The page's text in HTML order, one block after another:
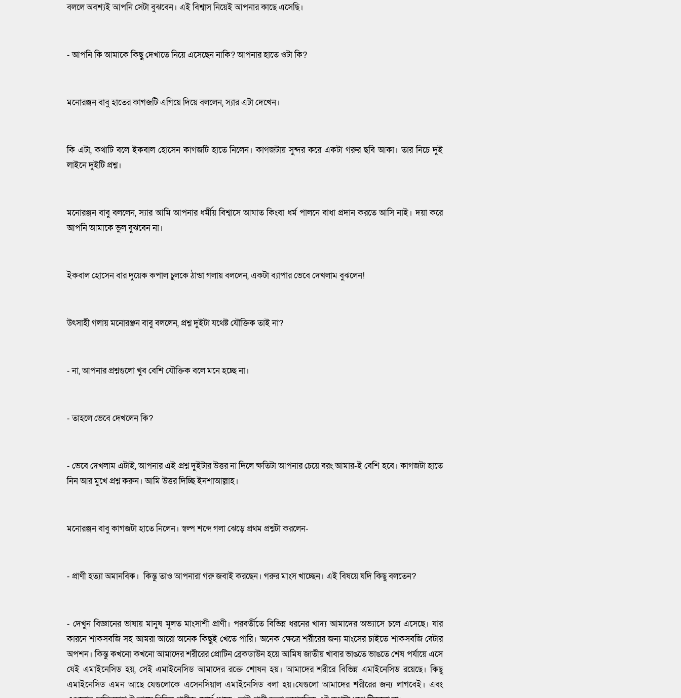
বললে অবশ্যই আপনি সেটা বুঝবেন। এই বিশ্বাস নিয়েই আপনার কাছে এসেছি।
- আপনি কি আমাকে কিছু দেখাতে নিয়ে এসেছেন নাকি? আপনার হাতে ওটা কি?
মনোরঞ্জন বাবু হাতের কাগজটি এগিয়ে দিয়ে বললেন, স্যার এটা দেখেন।
কি এটা, কথাটি বলে ইকবাল হোসেন কাগজটি হাতে নিলেন। কাগজটায় সুন্দর করে একটা গরুর ছবি আকা। তার নিচে দুই
লাইনে দুইটি প্রশ্ন।
মনোরঞ্জন বাবু বললেন, স্যার আমি আপনার ধর্মীয় বিশ্বাসে আঘাত কিংবা ধর্ম পালনে বাধা প্রদান করতে আসি নাই। দয়া করে
আপনি আমাকে ভুল বুঝবেন না।
ইকবাল হোসেন বার দুয়েক কপাল চুলকে ঠান্ডা গলায় বললেন, একটা ব্যাপার ভেবে দেখলাম বুঝলেন!
উৎসাহী গলায় মনোরঞ্জন বাবু বললেন, প্রশ্ন দুইটা যথেষ্ট যৌক্তিক তাই না?
- না, আপনার প্রশ্নগুলো খুব বেশি যৌক্তিক বলে মনে হচ্ছে না।
- তাহলে ভেবে দেখলেন কি?
- ভেবে দেখলাম এটাই, আপনার এই প্রশ্ন দুইটার উত্তর না দিলে ক্ষতিটা আপনার চেয়ে বরং আমার-ই বেশি হবে। কাগজটা হাতে
নিন আর মুখে প্রশ্ন করুন। আমি উত্তর দিচ্ছি ইনশাআল্লাহ।
মনোরঞ্জন বাবু কাগজটা হাতে নিলেন। স্বল্প শব্দে গলা ঝেড়ে প্রথম প্রশ্নটা করলেন-
- প্রাণী হত্যা অমানবিক। কিন্তু তাও আপনারা গরু জবাই করছেন। গরুর মাংস খাচ্ছেন। এই বিষয়ে যদি কিছু বলতেন?
- দেখুন বিজ্ঞানের ভাষায় মানুষ মূলত মাংসাশী প্রাণী। পরবর্তীতে বিভিন্ন ধরনের খাদ্য আমাদের অভ্যাসে চলে এসেছে। যার
কারনে শাকসবজি সহ আমরা আরো অনেক কিছুই খেতে পারি। অনেক ক্ষেত্রে শরীরের জন্য মাংসের চাইতে শাকসবজি বেটার
অপশন। কিন্তু কখনো কখনো আমাদের শরীরের প্রোটিন ব্রেকডাউন হয়ে আমিষ জাতীয় খাবার ভাঙতে ভাঙতে শেষ পর্যায়ে এসে
যেই এমাইনেসিড হয়, সেই এমাইনেসিড আমাদের রক্তে শোষন হয়। আমাদের শরীরে বিভিন্ন এমাইনেসিড রয়েছে। কিছু
এমাইনেসিড এমন আছে যেগুলোকে এসেনসিয়াল এমাইনেসিড বলা হয়।যেগুলো আমাদের শরীরের জন্য লাগবেই। এবং